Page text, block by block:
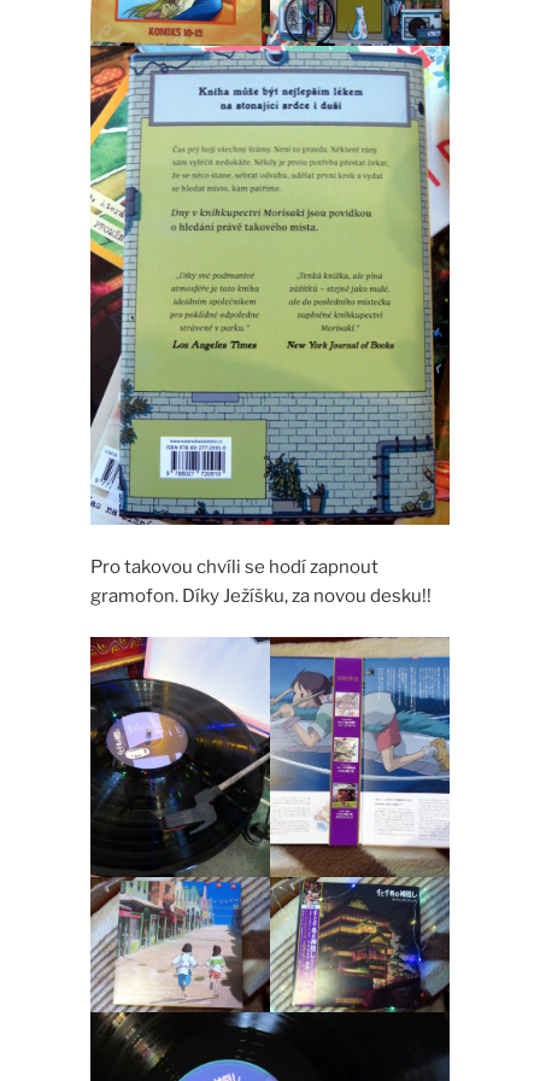
Pro takovou chvíli se hodí zapnout
gramofon. Díky Ježíšku, za novou desku!!